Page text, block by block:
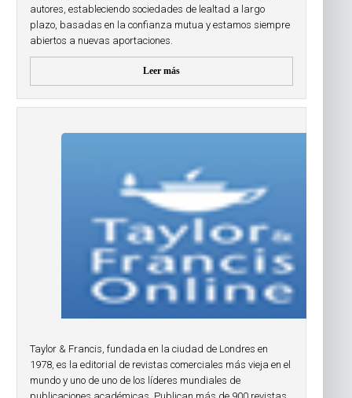
autores, estableciendo sociedades de lealtad a largo
plazo, basadas en la confianza mutua y estamos siempre
abiertos a nuevas aportaciones.
Leer más
Taylor & Francis, fundada en la ciudad de Londres en
1978, es la editorial de revistas comerciales más vieja en el
mundo y uno de uno de los líderes mundiales de